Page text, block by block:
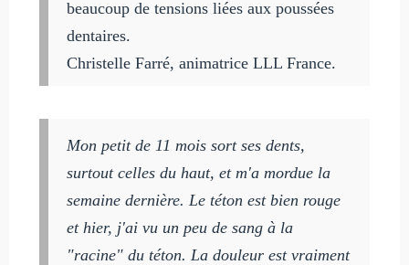
beaucoup de tensions liées aux poussées
dentaires.
Christelle Farré, animatrice LLL France.
Mon petit de 11 mois sort ses dents,
surtout celles du haut, et m'a mordue la
semaine dernière. Le téton est bien rouge
et hier, j'ai vu un peu de sang à la
"racine" du téton. La douleur est vraiment